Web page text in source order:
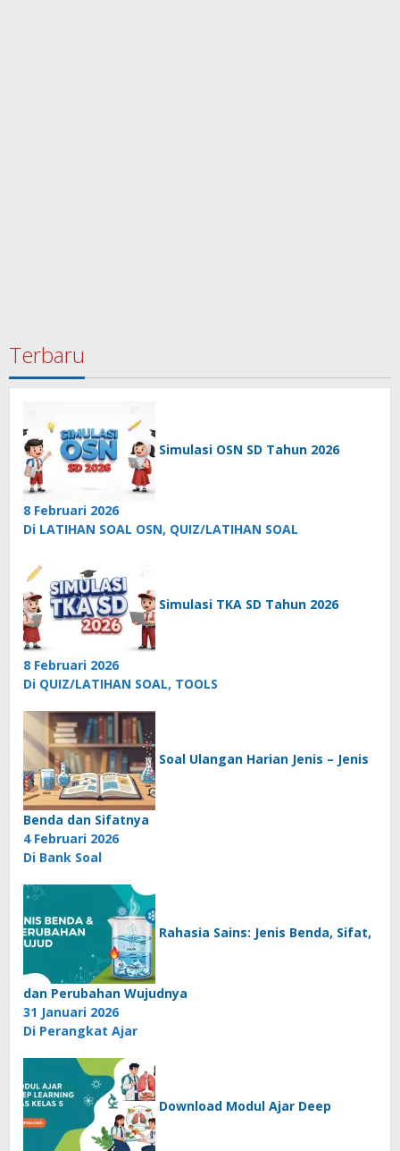
Terbaru
Simulasi OSN SD Tahun 2026
8 Februari 2026
Di LATIHAN SOAL OSN, QUIZ/LATIHAN SOAL
Simulasi TKA SD Tahun 2026
8 Februari 2026
Di QUIZ/LATIHAN SOAL, TOOLS
Soal Ulangan Harian Jenis – Jenis
Benda dan Sifatnya
4 Februari 2026
Di Bank Soal
Rahasia Sains: Jenis Benda, Sifat,
dan Perubahan Wujudnya
31 Januari 2026
Di Perangkat Ajar
Download Modul Ajar Deep